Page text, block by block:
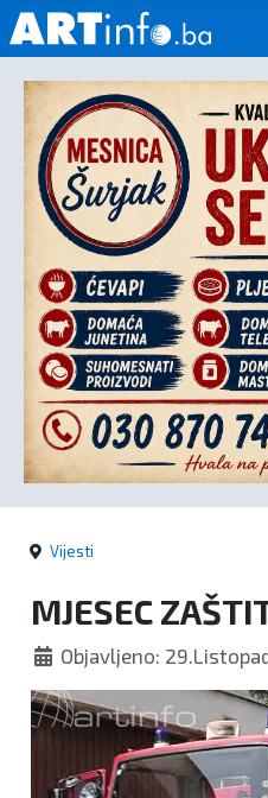
Početna
Vijesti
Sport
Kultura
Crna
kronika
Politika
Vijesti
MJESEC
Objavljeno: